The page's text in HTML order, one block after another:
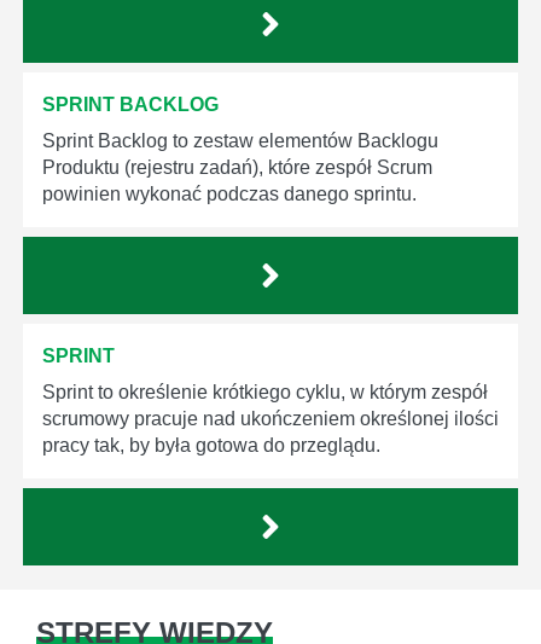
SPRINT BACKLOG
Sprint Backlog to zestaw elementów Backlogu
Produktu (rejestru zadań), które zespół Scrum
powinien wykonać podczas danego sprintu.
SPRINT
Sprint to określenie krótkiego cyklu, w którym zespół
scrumowy pracuje nad ukończeniem określonej ilości
pracy tak, by była gotowa do przeglądu.
STREFY WIEDZY